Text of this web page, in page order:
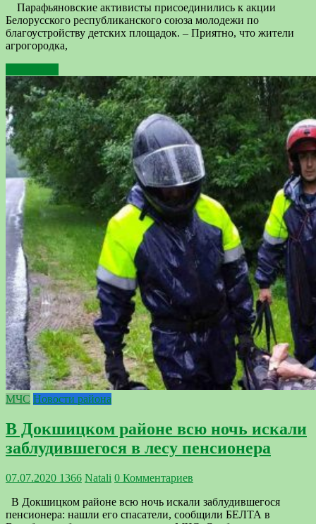
Парафьяновские активисты присоединились к акции
Белорусского республиканского союза молодежи по
благоустройству детских площадок. – Приятно, что жители
агрогородка,
МЧС Новости района
В Докшицком районе всю ночь искали
заблудившегося в лесу пенсионера
07.07.2020 1366 Natali 0 Комментариев
В Докшицком районе всю ночь искали заблудившегося
пенсионера: нашли его спасатели, сообщили БЕЛТА в